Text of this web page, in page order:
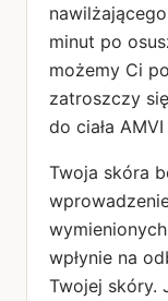
minut po
możemy Ci
zatroszczy
do ciała
Twoja skóra
wpłynie na
Twojej skóry.